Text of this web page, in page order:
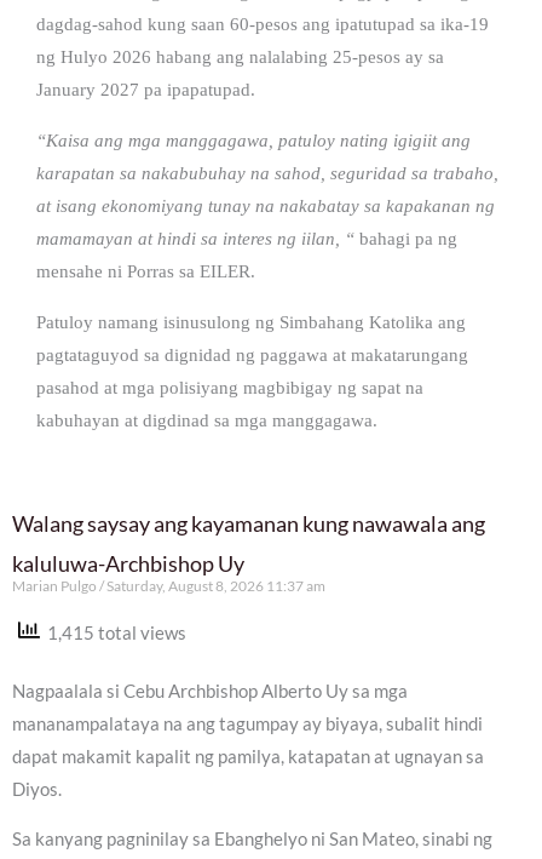
dagdag-sahod kung saan 60-pesos ang ipatutupad sa ika-19
ng Hulyo 2026 habang ang nalalabing 25-pesos ay sa
January 2027 pa ipapatupad.
“Kaisa ang mga manggagawa, patuloy nating igigiit ang
karapatan sa nakabubuhay na sahod, seguridad sa trabaho,
at isang ekonomiyang tunay na nakabatay sa kapakanan ng
mamamayan at hindi sa interes ng iilan, “ bahagi pa ng
mensahe ni Porras sa EILER.
Patuloy namang isinusulong ng Simbahang Katolika ang
pagtataguyod sa dignidad ng paggawa at makatarungang
pasahod at mga polisiyang magbibigay ng sapat na
kabuhayan at digdinad sa mga manggagawa.
Walang saysay ang kayamanan kung nawawala ang
kaluluwa-Archbishop Uy
Marian Pulgo Saturday, August 8, 2026 11:37 am
1,415 total views
Nagpaalala si Cebu Archbishop Alberto Uy sa mga
mananampalataya na ang tagumpay ay biyaya, subalit hindi
dapat makamit kapalit ng pamilya, katapatan at ugnayan sa
Diyos.
Sa kanyang pagninilay sa Ebanghelyo ni San Mateo, sinabi ng